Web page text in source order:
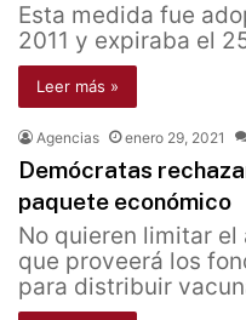
Esta medida fue
2011 y expiraba el
Leer más »
Agencias enero 29, 2021
Demócratas
paquete económico
No quieren limitar
que proveerá los
para distribuir